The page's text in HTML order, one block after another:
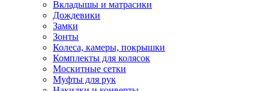
Вкладышы и матрасики
Дождевики
Замки
Зонты
Колеса, камеры, покрышки
Комплекты для колясок
Москитные сетки
Муфты для рук